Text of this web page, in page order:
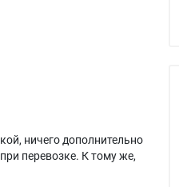
ничего дополнительно
перевозке. К тому же,